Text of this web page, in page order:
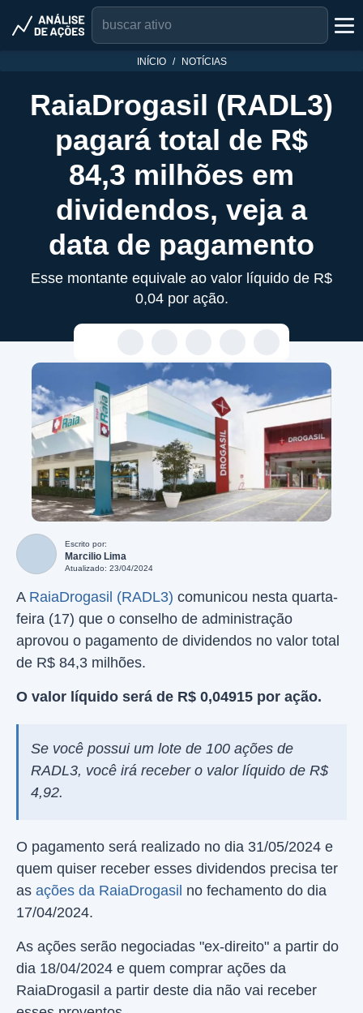
INÍCIO NOTÍCIAS
RaiaDrogasil (RADL3)
pagará total de R$
84,3 milhões em
dividendos, veja a
data de pagamento
Esse montante equivale ao valor líquido de R$
0,04 por ação.
Escrito por:
Marcilio Lima
Atualizado: 23/04/2024
A RaiaDrogasil (RADL3) comunicou nesta quarta-
feira (17) que o conselho de administração
aprovou o pagamento de dividendos no valor total
de R$ 84,3 milhões.
O valor líquido será de R$ 0,04915 por ação.
Se você possui um lote de 100 ações de
RADL3, você irá receber o valor líquido de R$
4,92.
O pagamento será realizado no dia 31/05/2024 e
quem quiser receber esses dividendos precisa ter
as ações da RaiaDrogasil no fechamento do dia
17/04/2024.
As ações serão negociadas "ex-direito" a partir do
dia 18/04/2024 e quem comprar ações da
RaiaDrogasil a partir deste dia não vai receber